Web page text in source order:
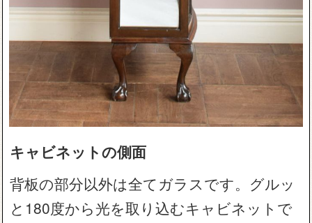
キャビネットの側面
背板の部分以外は全てガラスです。グルッ
と180度から光を取り込むキャビネットで